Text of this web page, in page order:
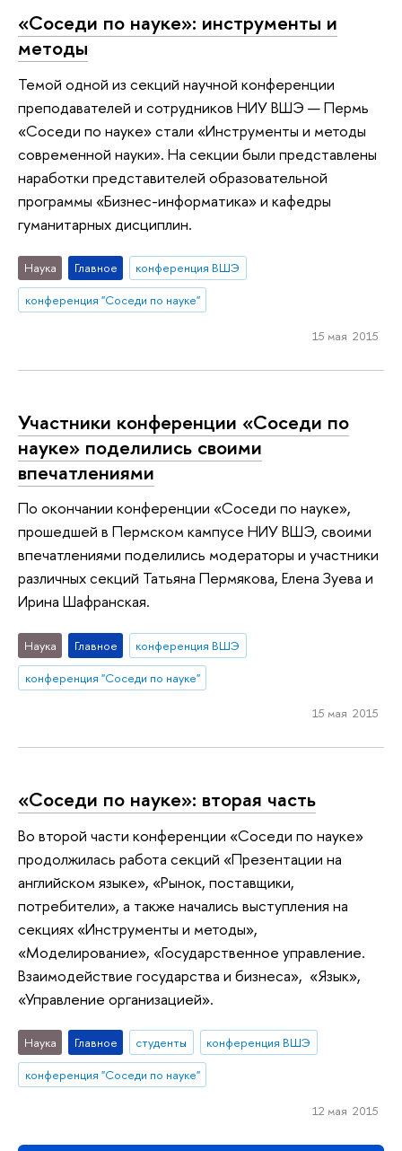
«Соседи по науке»: инструменты и
методы
Темой одной из секций научной конференции
преподавателей и сотрудников НИУ ВШЭ — Пермь
«Соседи по науке» стали «Инструменты и методы
современной науки». На секции были представлены
наработки представителей образовательной
программы «Бизнес-информатика» и кафедры
гуманитарных дисциплин.
Наука Главное
конференция ВШЭ
конференция "Соседи по науке"
15 мая 2015
Участники конференции «Соседи по
науке» поделились своими
впечатлениями
По окончании конференции «Соседи по науке»,
прошедшей в Пермском кампусе НИУ ВШЭ, своими
впечатлениями поделились модераторы и участники
различных секций Татьяна Пермякова, Елена Зуева и
Ирина Шафранская.
Наука Главное
конференция ВШЭ
конференция "Соседи по науке"
15 мая 2015
«Соседи по науке»: вторая часть
Во второй части конференции «Соседи по науке»
продолжилась работа секций «Презентации на
английском языке», «Рынок, поставщики,
потребители», а также начались выступления на
секциях «Инструменты и методы»,
«Моделирование», «Государственное управление.
Взаимодействие государства и бизнеса», «Язык»,
«Управление организацией».
Наука Главное студенты
конференция ВШЭ
конференция "Соседи по науке"
12 мая 2015